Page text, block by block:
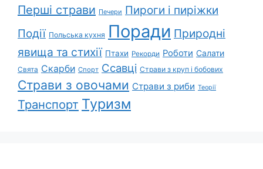
Перші страви Печери Пироги і пиріжки
Події Польська кухня Поради Природні
явища та стихії Птахи Рекорди Роботи Салати
Свята Скарби Спорт Ссавці Страви з круп і бобових
Страви з овочами Страви з риби Теорії
Транспорт Туризм